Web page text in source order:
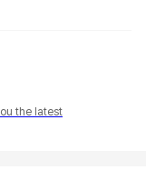
the latest